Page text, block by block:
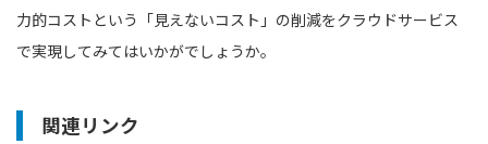
力的コストという「見えないコスト」の削減をクラウドサービス
で実現してみてはいかがでしょうか。
関連リンク